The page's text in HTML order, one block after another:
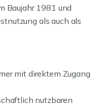
Baujahr 1981 und
als auch als
mit direktem Zugang
nutzbaren